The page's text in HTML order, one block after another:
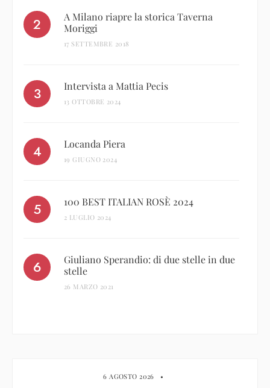
A Milano riapre la storica Taverna
Moriggi
17 SETTEMBRE 2018
Intervista a Mattia Pecis
13 OTTOBRE 2024
Locanda Piera
19 GIUGNO 2024
100 BEST ITALIAN ROSÈ 2024
2 LUGLIO 2024
Giuliano Sperandio: di due stelle in due
stelle
26 MARZO 2021
6 AGOSTO 2026 •